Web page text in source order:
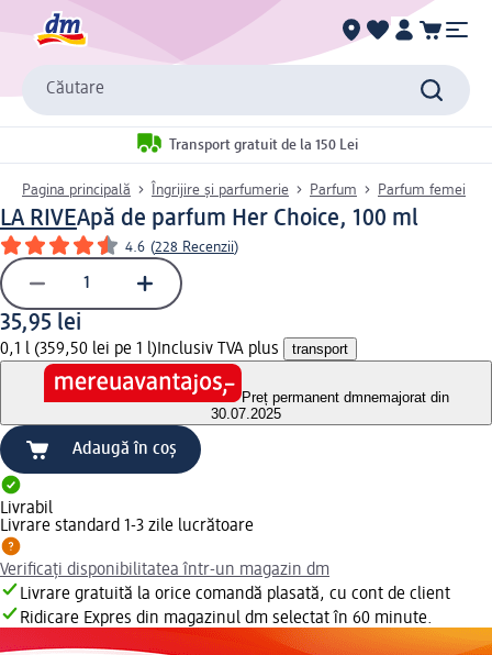
Căutare
Transport gratuit de la 150 Lei
Pagina principală Îngrijire și parfumerie Parfum Parfum femei
LA RIVEApă de parfum Her Choice, 100 ml
4.6 (228 Recenzii)
35,95 lei
0,1 l (359,50 lei pe 1 l) Inclusiv TVA plus transport
Preț permanent dmnemajorat din
30.07.2025
Adaugă în coș
Livrabil
Livrare standard 1-3 zile lucrătoare
Verificați disponibilitatea într-un magazin dm
Livrare gratuită la orice comandă plasată, cu cont de client
Ridicare Expres din magazinul dm selectat în 60 minute.